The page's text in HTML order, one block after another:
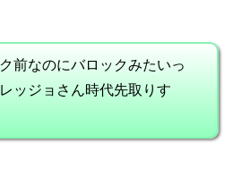
前なのにバロックみたいっ
ッジョさん時代先取りす